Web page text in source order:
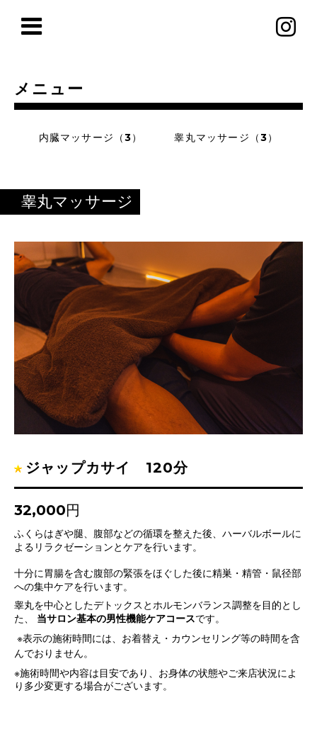
メニュー
内臓マッサージ（3） 睾丸マッサージ（3）
睾丸マッサージ
ジャップカサイ 120分
32,000円
ふくらはぎや腿、腹部などの循環を整えた後、ハーバルボールに
よるリラクゼーションとケアを行います。
十分に胃腸を含む腹部の緊張をほぐした後に精巣・精管・鼠径部
への集中ケアを行います。
睾丸を中心としたデトックスとホルモンバランス調整を目的とし
た、
当サロン基本の男性機能ケアコースです。
※表示の施術時間には、お着替え・カウンセリング等の時間を含
んでおりません。
※施術時間や内容は目安であり、お身体の状態やご来店状況によ
り多少変更する場合がございます。